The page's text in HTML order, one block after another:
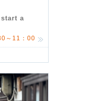
start a
～11：00